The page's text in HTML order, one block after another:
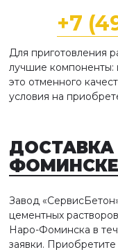
+7
Для приготовления
лучшие компоненты:
это отменного
условия на
ДОСТАВКА
ФОМИНСКЕ
Завод
цементных
Наро-Фоминска в
заявки.